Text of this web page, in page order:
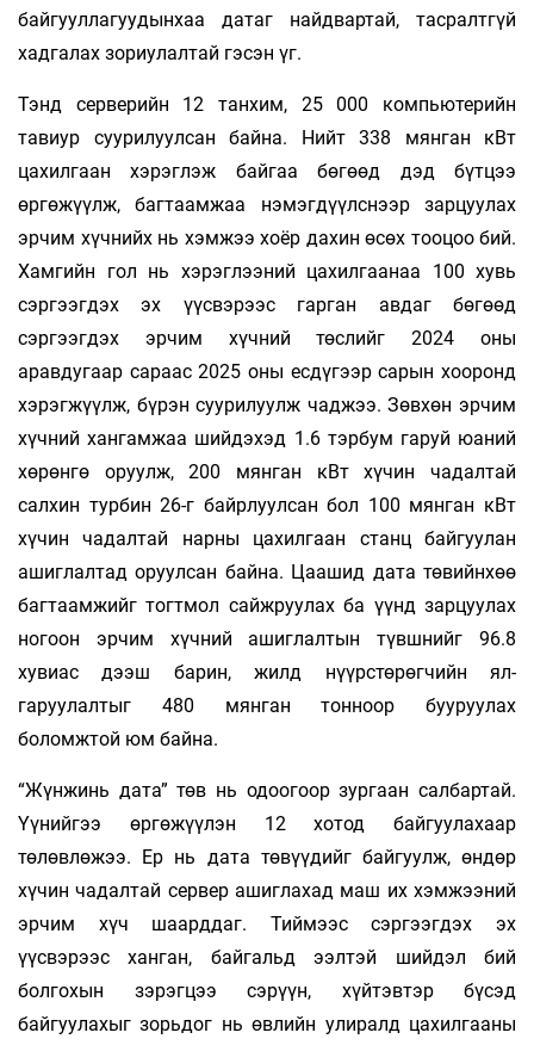
байгууллагуудынхаа датаг найдвартай, тасралтгүй
хадгалах зориулалтай гэсэн үг.
Тэнд серверийн 12 танхим, 25 000 компьютерийн
тавиур суурилуулсан байна. Нийт 338 мянган кВт
цахилгаан хэрэглэж байгаа бөгөөд дэд бүтцээ
өргөжүүлж, багтаамжаа нэмэгдүүлснээр зарцуулах
эрчим хүчнийх нь хэмжээ хоёр дахин өсөх тооцоо бий.
Хамгийн гол нь хэрэглээний цахилгаанаа 100 хувь
сэргээгдэх эх үүсвэрээс гарган авдаг бөгөөд
сэргээгдэх эрчим хүчний төслийг 2024 оны
аравдугаар сараас 2025 оны есдүгээр сарын хооронд
хэрэгжүүлж, бүрэн суурилуулж чаджээ. Зөвхөн эрчим
хүчний хангамжаа шийдэхэд 1.6 тэрбум гаруй юаний
хөрөнгө оруулж, 200 мянган кВт хүчин чадалтай
салхин турбин 26-г байрлуулсан бол 100 мянган кВт
хүчин чадалтай нарны цахил­гаан станц байгуулан
ашиглалтад оруулсан байна. Цаашид дата төвийнхөө
баг­таамжийг тогтмол сайжруулах ба үүнд зарцуулах
ногоон эрчим хүчний ашиглалтын түвшнийг 96.8
хувиас дээш барин, жилд нүүрстөрөгчийн ял­
гаруулалтыг 480 мянган тонноор бууруулах
боломжтой юм байна.
“Жүнжинь дата” төв нь одоогоор зургаан салбартай.
Үүнийгээ өргөжүүлэн 12 хотод байгуулахаар
төлөвлөжээ. Ер нь дата төвүүдийг бай­гуулж, өндөр
хүчин чадалтай сервер ашиглахад маш их хэмжээний
эрчим хүч шаарддаг. Тиймээс сэргээгдэх эх
үүсвэрээс ханган, байгальд ээлтэй шийдэл бий
болгохын зэрэгцээ сэрүүн, хүйтэвтэр бүсэд
байгуулахыг зорьдог нь өвлийн улиралд цахилгааны